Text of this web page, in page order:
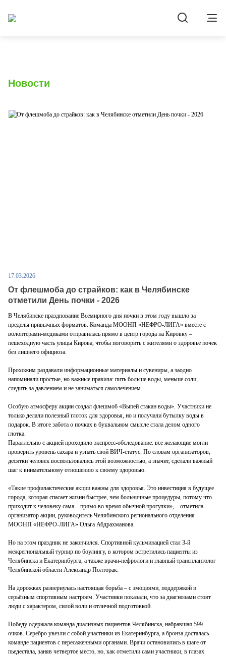
Новости
17.03.2026
От флешмоба до страйков: как в Челябинске
отметили День почки - 2026
В Челябинске празднование Всемирного дня почки в этом году вышло за
пределы привычных форматов. Команда МООНП «НЕФРО-ЛИГА» вместе с
волонтерами-медиками отправилась прямо в центр города на Кировку –
пешеходную часть улицы Кирова, чтобы поговорить с жителями о здоровье почек
без лишнего официоза.
Прохожим раздавали информационные материалы и сувениры, а заодно
напоминали простые, но важные правила: пить больше воды, меньше соли,
следить за давлением и не заниматься самолечением.
Особую атмосферу акции создал флешмоб «Выпей стакан воды». Участники не
только делали полезный глоток для здоровья, но и получали бутылку воды в
подарок. В итоге забота о почках в буквальном смысле стала делом одного
глотка.
Параллельно с акцией проходило экспресс-обследование: все желающие могли
проверить уровень сахара и узнать свой ВИЧ-статус. По словам организаторов,
десятки человек воспользовались этой возможностью, а значит, сделали важный
шаг к внимательному отношению к своему здоровью.
«Такие профилактические акции важны для здоровья. Это инвестиция в будущее
города, которая спасает жизни быстрее, чем больничные процедуры, потому что
приходит к человеку сама – прямо во время обычной прогулки», – отметила
организатор акции, руководитель Челябинского регионального отделения
МООНП «НЕФРО-ЛИГА» Ольга Абдрахманова.
Но на этом праздник не закончился. Спортивной кульминацией стал 3-й
межрегиональный турнир по боулингу, в котором встретились пациенты из
Челябинска и Екатеринбурга, а также врачи-нефрологи и главный трансплантолог
Челябинской области Александр Полторак.
На дорожках развернулась настоящая борьба – с эмоциями, поддержкой и
серьёзным спортивным настроем. Участники показали, что за диагнозами стоят
люди с характером, силой воли и отличной подготовкой.
Победу одержала команда диализных пациентов Челябинска, набравшая 599
очков. Серебро увезли с собой участники из Екатеринбурга, а бронза досталась
команде пациентов с пересаженными органами. Врачи остановились в шаге от
пьедестала, заняв четвертое место, но, как отметили сами участники, в глазах